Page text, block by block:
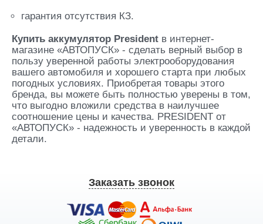
гарантия отсутствия КЗ.
Купить аккумулятор President в интернет-
магазине «АВТОПУСК» - сделать верный выбор в
пользу уверенной работы электрооборудования
вашего автомобиля и хорошего старта при любых
погодных условиях. Приобретая товары этого
бренда, вы можете быть полностью уверены в том,
что выгодно вложили средства в наилучшее
соотношение цены и качества. PRESIDENT от
«АВТОПУСК» - надежность и уверенность в каждой
детали.
Заказать звонок